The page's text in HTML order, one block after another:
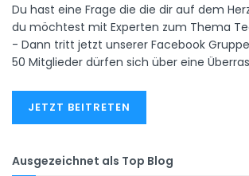
Du hast eine Frage die die dir auf dem
du möchtest mit Experten zum Thema
- Dann tritt jetzt unserer Facebook
50 Mitglieder dürfen sich über eine
JETZT BEITRETEN
Ausgezeichnet als Top Blog